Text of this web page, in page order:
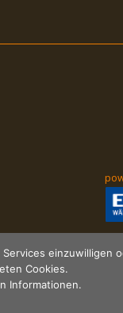
einzuwilligen
Cookies.
Informationen.